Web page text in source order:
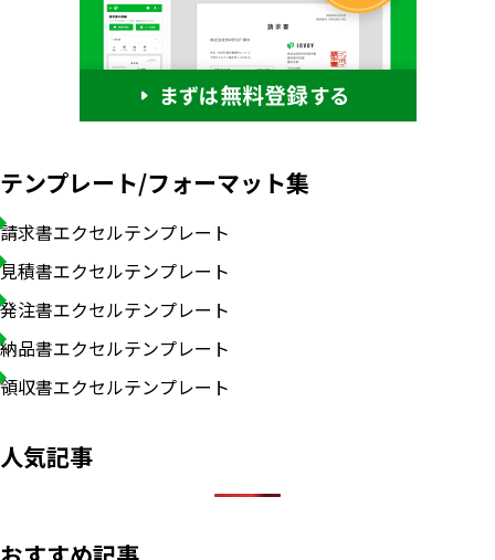
テンプレート/フォーマット集
請求書エクセルテンプレート
見積書エクセルテンプレート
発注書エクセルテンプレート
納品書エクセルテンプレート
領収書エクセルテンプレート
人気記事